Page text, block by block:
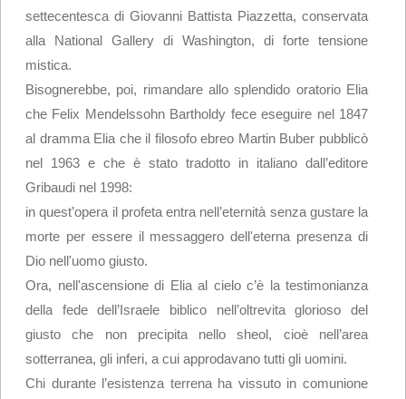
settecentesca di Giovanni Battista Piazzetta, conservata
alla National Gallery di Washington, di forte tensione
mistica.
Bisognerebbe, poi, rimandare allo splendido oratorio Elia
che Felix Mendelssohn Bartholdy fece eseguire nel 1847
al dramma Elia che il filosofo ebreo Martin Buber pubblicò
nel 1963 e che è stato tradotto in italiano dall’editore
Gribaudi nel 1998:
in quest’opera il profeta entra nell’eternità senza gustare la
morte per essere il messaggero dell'eterna presenza di
Dio nell'uomo giusto.
Ora, nell'ascensione di Elia al cielo c’è la testimonianza
della fede dell’Israele biblico nell’oltrevita glorioso del
giusto che non precipita nello sheol, cioè nell’area
sotterranea, gli inferi, a cui approdavano tutti gli uomini.
Chi durante l’esistenza terrena ha vissuto in comunione